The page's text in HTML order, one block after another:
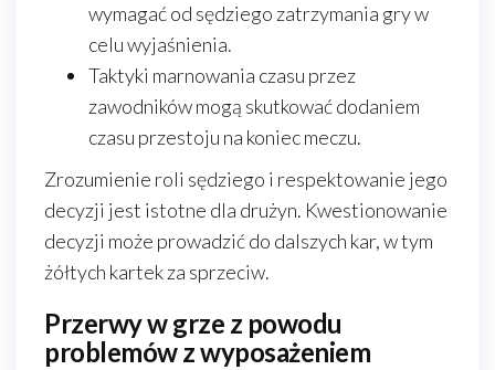
wymagać od sędziego zatrzymania gry w
celu wyjaśnienia.
Taktyki marnowania czasu przez
zawodników mogą skutkować dodaniem
czasu przestoju na koniec meczu.
Zrozumienie roli sędziego i respektowanie jego
decyzji jest istotne dla drużyn. Kwestionowanie
decyzji może prowadzić do dalszych kar, w tym
żółtych kartek za sprzeciw.
Przerwy w grze z powodu
problemów z wyposażeniem